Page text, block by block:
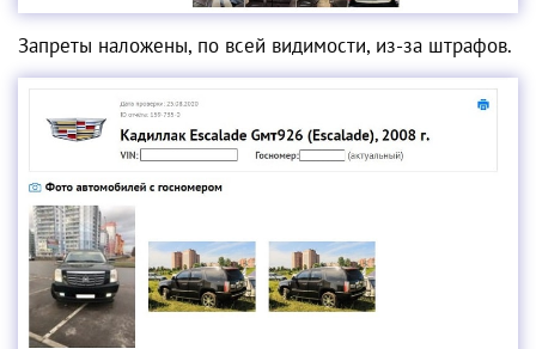
Запреты наложены, по всей видимости, из-за штрафов.